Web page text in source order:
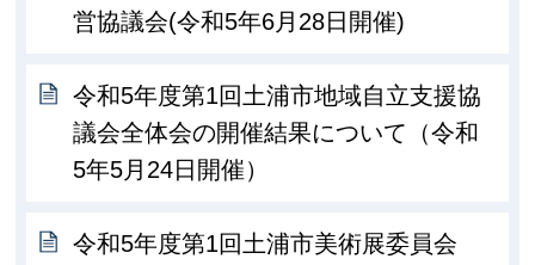
営協議会(令和5年6月28日開催)
令和5年度第1回土浦市地域自立支援協
議会全体会の開催結果について（令和
5年5月24日開催）
令和5年度第1回土浦市美術展委員会